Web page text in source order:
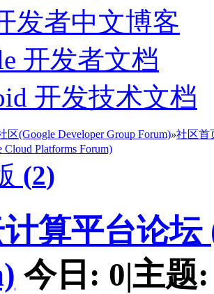
发者中文博客
开发者文档
开发技术文档
(Google Developer Group Forum)»社区首
Platforms Forum)
(2)
算平台论坛
今日: 0|主题